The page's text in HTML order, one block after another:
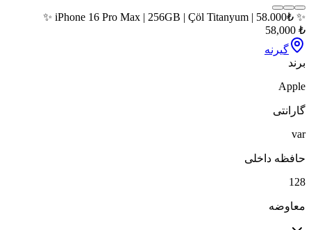
✨ iPhone 16 Pro Max | 256GB | Çöl Titanyum | 58.000₺ ✨
₺
58,000
گیرنه
برند
Apple
گارانتی
var
حافظه داخلی
128
معاوضه